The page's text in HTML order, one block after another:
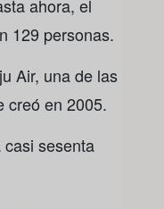
ahora, el
129 personas.
Air, una de las
creó en 2005.
sesenta